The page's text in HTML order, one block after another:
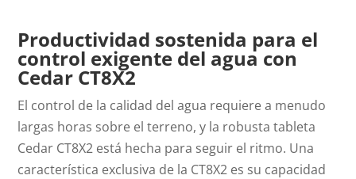
Productividad sostenida para el
control exigente del agua con
Cedar CT8X2
El control de la calidad del agua requiere a menudo
largas horas sobre el terreno, y la robusta tableta
Cedar CT8X2 está hecha para seguir el ritmo. Una
característica exclusiva de la CT8X2 es su capacidad